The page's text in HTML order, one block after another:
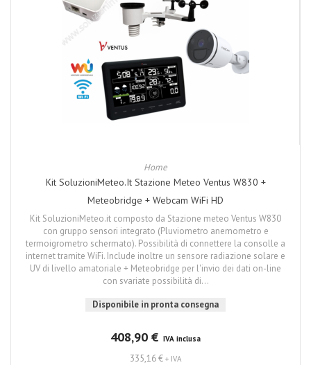
Home
Kit SoluzioniMeteo.it Stazione Meteo Ventus W830 +
Meteobridge + Webcam WiFi HD
Kit SoluzioniMeteo.it composto da Stazione meteo Ventus W830
con gruppo sensori integrato (Pluviometro anemometro e
termoigrometro schermato). Possibilità di connettere la consolle a
internet tramite WiFi. Include inoltre un sensore radiazione solare e
UV di livello amatoriale + Meteobridge per l'invio dei dati on-line
con svariate possibilità di...
Disponibile in pronta consegna
408,90 € IVA inclusa
335,16 € + IVA